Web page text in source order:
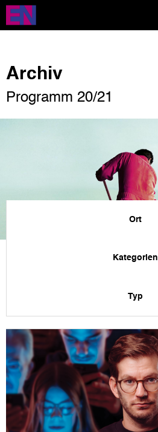
Direkt
zum
Inhalt
Archiv
Programm 20/21
Ort
Kategorien
Typ